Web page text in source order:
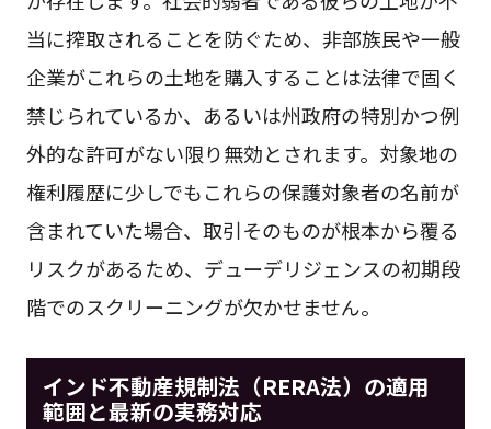
当に搾取されることを防ぐため、非部族民や一般
企業がこれらの土地を購入することは法律で固く
禁じられているか、あるいは州政府の特別かつ例
外的な許可がない限り無効とされます。対象地の
権利履歴に少しでもこれらの保護対象者の名前が
含まれていた場合、取引そのものが根本から覆る
リスクがあるため、デューデリジェンスの初期段
階でのスクリーニングが欠かせません。
インド不動産規制法（RERA法）の適用
範囲と最新の実務対応